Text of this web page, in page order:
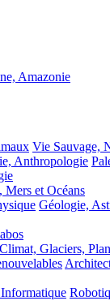
Amazonie
Vie Sauvage,
Anthropologie
Mers et Océans
Géologie,
Climat, Glaciers,